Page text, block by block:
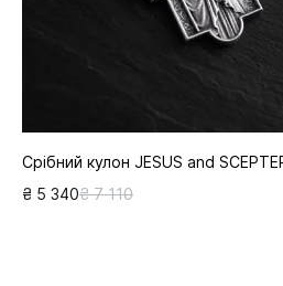
Срібний кулон JESUS and
₴ 5 340₴ 7 110